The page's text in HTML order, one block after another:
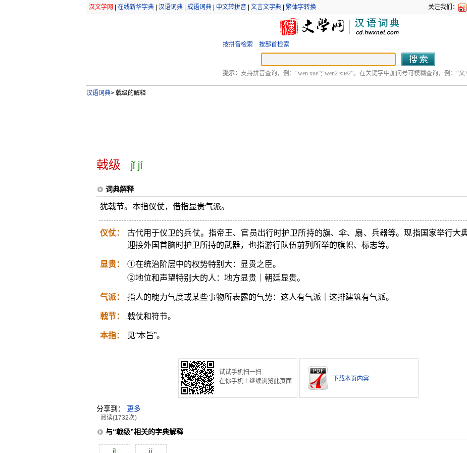
汉文学网 在线新华字典| 汉语词典| 成语词典| 中文转拼音| 文言文字典| 繁体字转换 关注我们：
按拼音检索 按部首检索
提示： 支持拼音查询，例：“wen xue”;“wen2 xue2”。在关键字中加问号可模糊查询，例：“文
汉语词典>戟级的解释
戟级 jǐ jí
词典解释
犹戟节。本指仪仗，借指显贵气派。
仪仗：
古代用于仪卫的兵仗。指帝王、官员出行时护卫所持的旗、伞、扇、兵器等。现指国家举行大
迎接外国首脑时护卫所持的武器，也指游行队伍前列所举的旗帜、标志等。
显贵：
①在统治阶层中的权势特别大：显贵之臣。
②地位和声望特别大的人：地方显贵｜朝廷显贵。
气派： 指人的魄力气度或某些事物所表露的气势：这人有气派｜这排建筑有气派。
戟节： 戟仗和符节。
本指： 见“本旨”。
试试手机扫一扫
在你手机上继续浏览此页面
下载本页内容
分享到： 更多
阅读(1732次)
与“戟级”相关的字典解释
jĭ jí